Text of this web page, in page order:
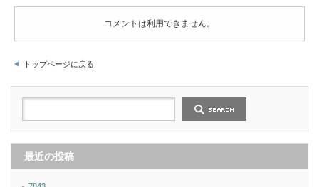
コメントは利用できません。
トップページに戻る
最近の投稿